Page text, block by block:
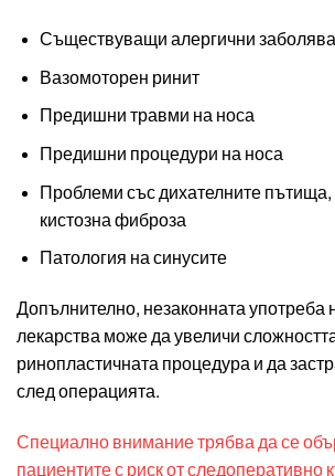
Съществуващи алергични
Вазомоторен ринит
Предишни травми на носа
Предишни процедури на носа
Проблеми със дихателните пътища,
кистозна фиброза
Патология на синусите
Допълнително, незаконната употреба
лекарства може да увеличи
ринопластичната процедура и да
след операцията.
Специално внимание трябва да се
пациентите с риск от следоперативно